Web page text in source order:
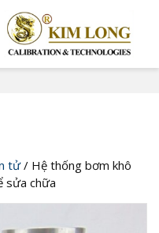
tử/ Hệ thống bơm khô
sửa chữa